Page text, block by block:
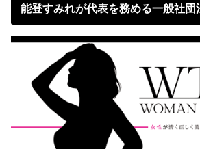
能登すみれが代表を務める一般社団